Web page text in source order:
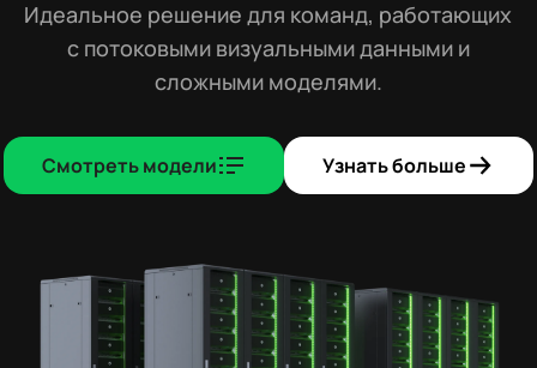
Идеальное решение для команд, работающих
с потоковыми визуальными данными и
сложными моделями.
Смотреть модели Узнать больше